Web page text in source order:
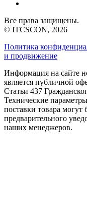
Все права защищены.
© ITCSCON, 2026
Политика
и продвижение
Информация на сайте
является публичной
Статьи 437
Технические
поставки товара
предварительного
наших менеджеров.